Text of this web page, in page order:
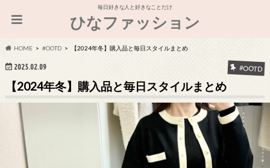
毎日好きな人と好きなことだけ
ひなファッション
HOME #OOTD 【2024年冬】購入品と毎日スタイルまとめ
2025.02.09 #OOTD
【2024年冬】購入品と毎日スタイルまとめ